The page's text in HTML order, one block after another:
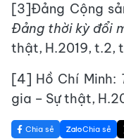
[3]Đảng Cộng
Đảng thời kỳ đổi
thật, H.2019, t.2,
[4] Hồ Chí Minh:
gia – Sự thật,
Chia sẻ Chia sẻ